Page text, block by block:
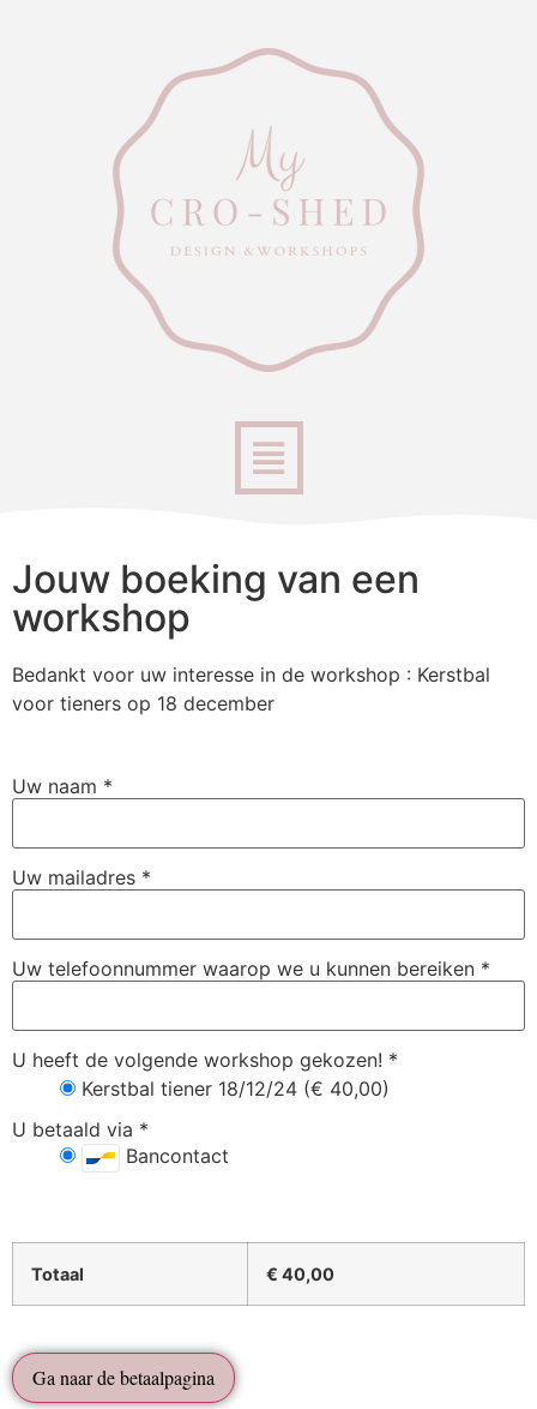
Jouw boeking van een
workshop
Bedankt voor uw interesse in de workshop : Kerstbal
voor tieners op 18 december
Uw naam *
Uw mailadres *
Uw telefoonnummer waarop we u kunnen bereiken *
U heeft de volgende workshop gekozen! *
Kerstbal tiener 18/12/24 (€ 40,00)
U betaald via *
Bancontact
Totaal € 40,00
Ga naar de betaalpagina